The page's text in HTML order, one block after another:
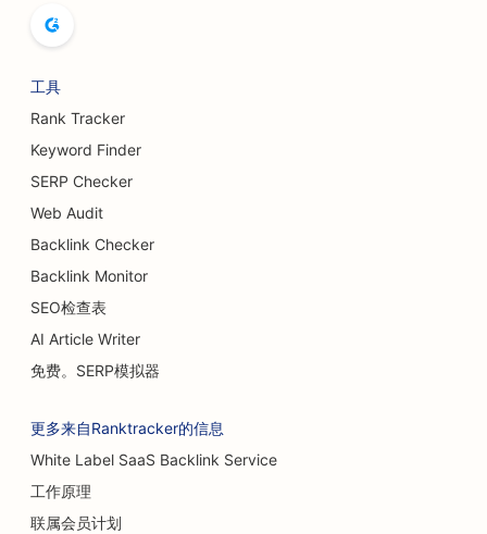
工具
Rank Tracker
Keyword Finder
SERP Checker
Web Audit
Backlink Checker
Backlink Monitor
SEO检查表
AI Article Writer
免费。SERP模拟器
更多来自Ranktracker的信息
White Label SaaS Backlink Service
工作原理
联属会员计划